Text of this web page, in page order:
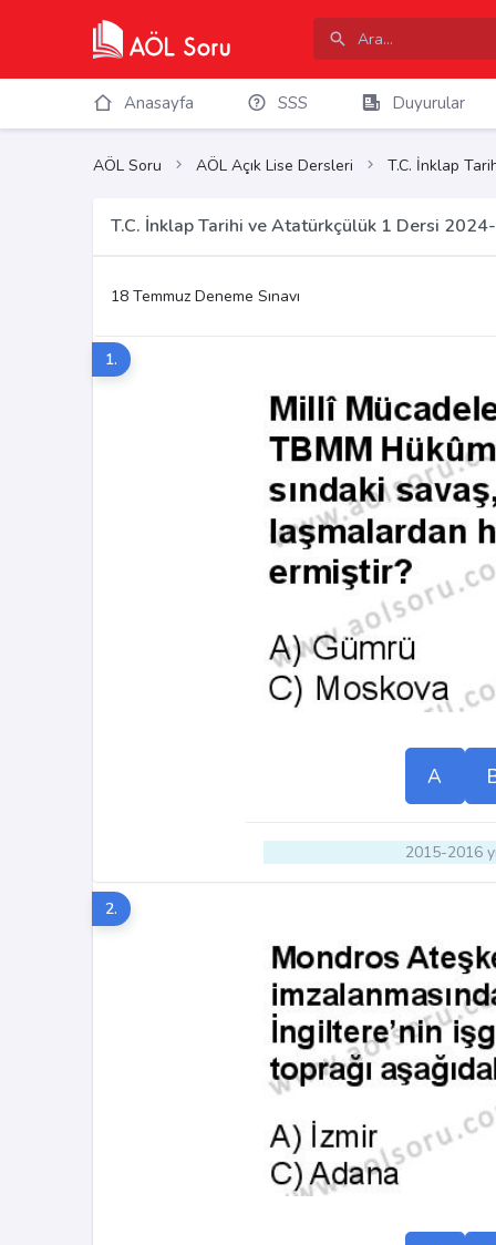
Anasayfa SSS Duyurular
AÖL Soru AÖL Açık Lise Dersleri T.C. İnklap
T.C. İnklap Tarihi ve Atatürkçülük 1 Dersi 2024-
18 Temmuz Deneme Sınavı
1.
A
2015-2016
2.